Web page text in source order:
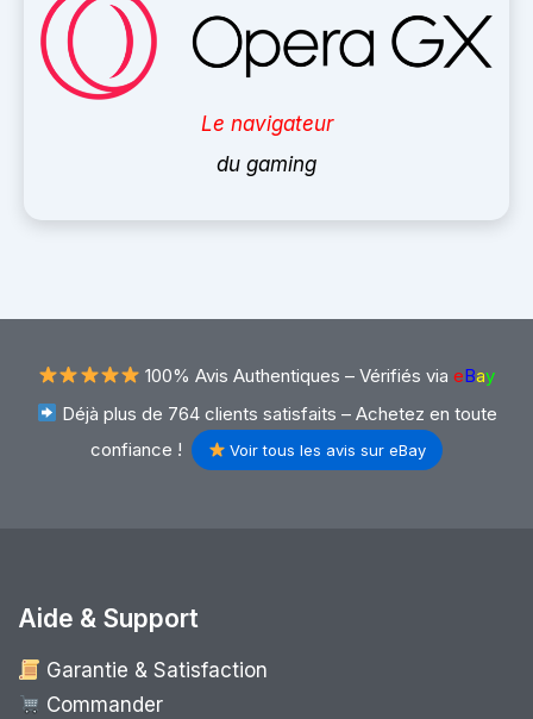
Le navigateur
du gaming
100% Avis Authentiques – Vérifiés via eBay
Déjà plus de 764 clients satisfaits – Achetez en toute
confiance !
Voir tous les avis sur eBay
Aide & Support
Garantie & Satisfaction
Commander